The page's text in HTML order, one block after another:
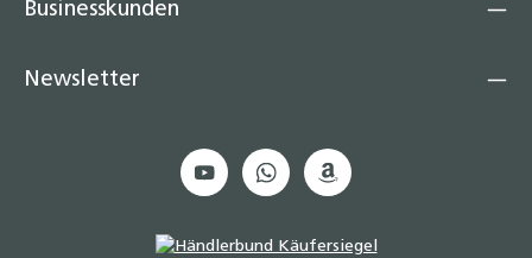
Businesskunden
Newsletter